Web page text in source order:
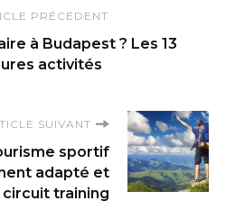
PRÉCÉDENT
à Budapest ? Les 13
activités
SUIVANT
sportif
adapté et
circuit training